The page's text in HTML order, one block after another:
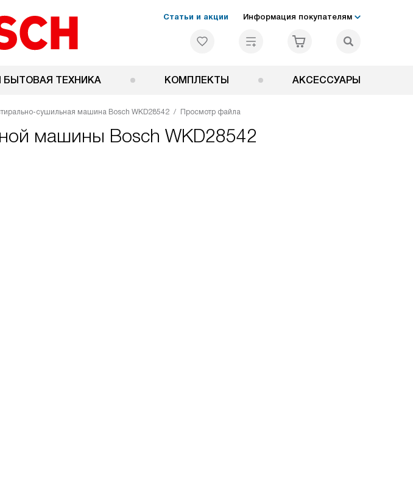
Статьи и акции Информация покупателям
БЫТОВАЯ ТЕХНИКА КОМПЛЕКТЫ АКСЕССУАРЫ
сушильная машина Bosch WKD28542 Просмотр файла
машины Bosch WKD28542